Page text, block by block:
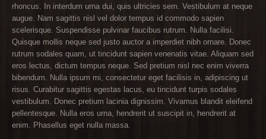
rhoncus. In interdum urna dui, quis ultricies sem. Vestibulum at neque
augue. Nam sagittis nisl vel dolor tempus id commodo sapien
scelerisque. Suspendisse pulvinar faucibus rutrum. Nulla facilisi.
Quisque mollis neque sed justo auctor a imperdiet nibh ornare. Donec
rutrum sodales quam, ut tincidunt sapien venenatis vitae. Aliquam sed
eros lectus, dictum tempus neque. Sed pretium nisl nec enim viverra
bibendum. Nulla ipsum mi, consectetur eget facilisis in, adipiscing ut
risus. Curabitur sagittis egestas lacus, eu tincidunt turpis sodales
vestibulum. Donec pretium lacinia dignissim. Vivamus blandit eleifend
pellentesque. Nulla eros urna, hendrerit ut suscipit in, hendrerit at
enim. Phasellus eget nulla massa.